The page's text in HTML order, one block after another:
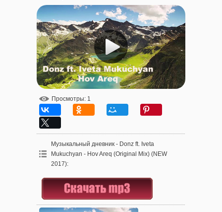
Просмотры: 1
Музыкальный дневник - Donz ft. Iveta
Mukuchyan - Hov Areq (Original Mix) (NEW
2017):